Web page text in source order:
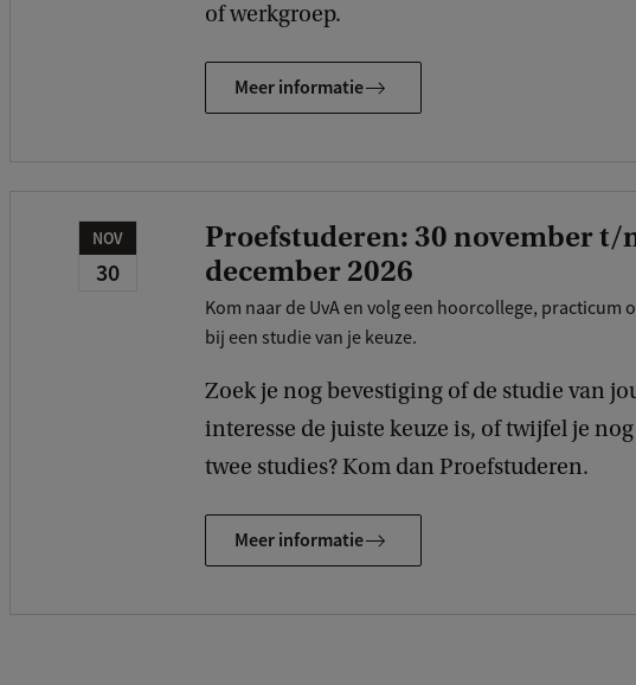
of werkgroep.
Meer informatie
NOV
30
Proefstuderen: 30 november t/
december 2026
Kom naar de UvA en volg een hoorcollege, practicum
bij een studie van je keuze.
Zoek je nog bevestiging of de studie van
interesse de juiste keuze is, of twijfel je
twee studies? Kom dan Proefstuderen.
Meer informatie